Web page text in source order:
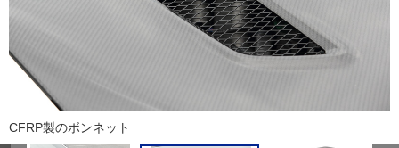
CFRP製のボンネット